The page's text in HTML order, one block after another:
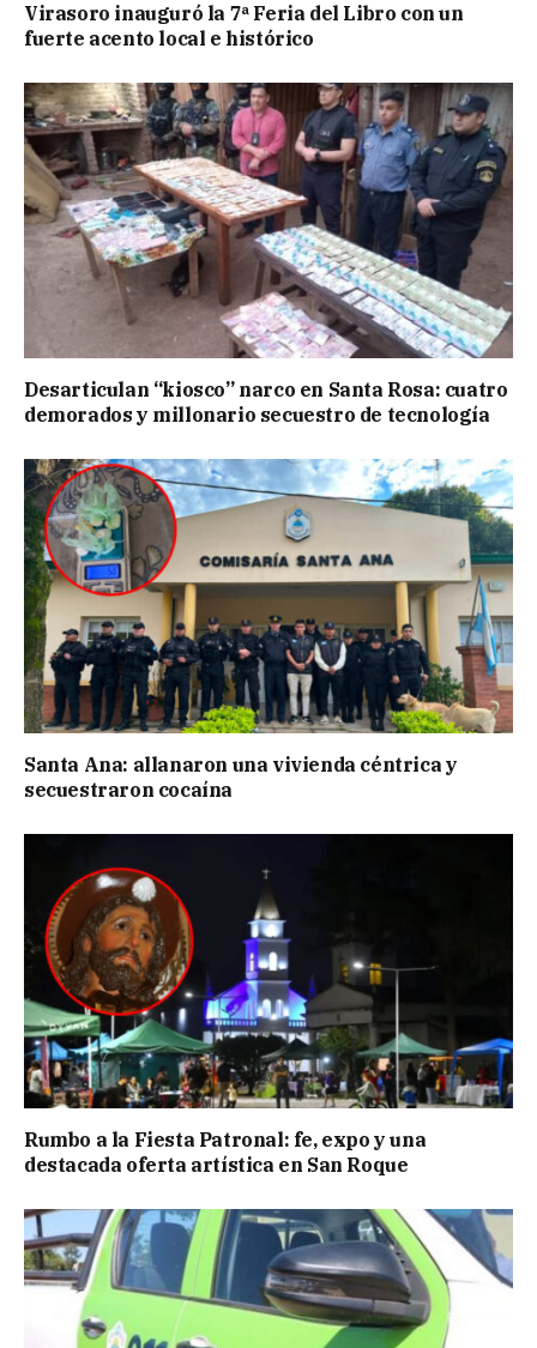
Virasoro inauguró la 7ª Feria del Libro con un
fuerte acento local e histórico
Desarticulan “kiosco” narco en Santa Rosa: cuatro
demorados y millonario secuestro de tecnología
Santa Ana: allanaron una vivienda céntrica y
secuestraron cocaína
Rumbo a la Fiesta Patronal: fe, expo y una
destacada oferta artística en San Roque